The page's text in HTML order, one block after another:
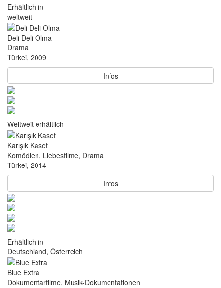
Erhältlich in
weltweit
Deli Deli Olma
Drama
Türkei, 2009
Infos
Weltweit erhältlich
Karışık Kaset
Komödien, Liebesfilme, Drama
Türkei, 2014
Infos
Erhältlich in
Deutschland, Österreich
Blue Extra
Dokumentarfilme, Musik-Dokumentationen